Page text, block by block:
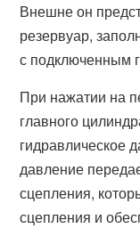
Внешне он
резервуар,
с подключенным
При нажатии на
главного
гидравлическое
давление
сцепления,
сцепления и